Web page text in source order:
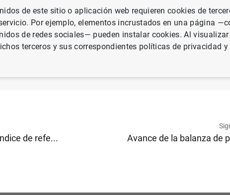
ESPAÑA
de refe... Avance de la balanza de
de este sitio o aplicación web requieren cookies de
Por ejemplo, elementos incrustados en una página
de redes sociales— pueden instalar cookies. Al
terceros y sus correspondientes políticas de privacidad y